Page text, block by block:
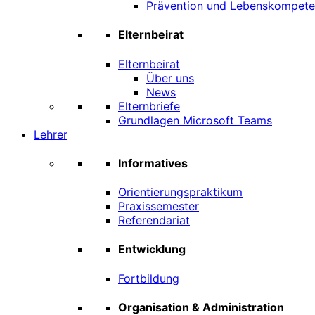
Prävention und
Elternbeirat
Elternbeirat
Über uns
News
Elternbriefe
Grundlagen Microsoft Teams
Lehrer
Informatives
Orientierungspraktikum
Praxissemester
Referendariat
Entwicklung
Fortbildung
Organisation & Administration